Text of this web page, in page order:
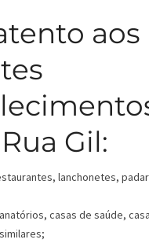
aos
Gil:
lanchonetes,
casas de saúde,